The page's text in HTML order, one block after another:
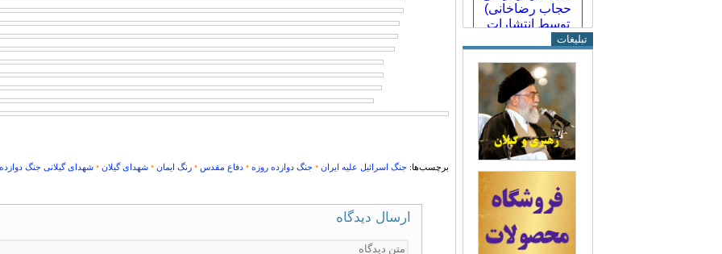
تبلیغات
برچسب‌ها: جنگ اسرائیل علیه ایران • جنگ دوازده روزه • دفاع مقدس • رنگ ایمان • شهدای گیلان • شهدای گیلانی جنگ
ارسال دیدگاه